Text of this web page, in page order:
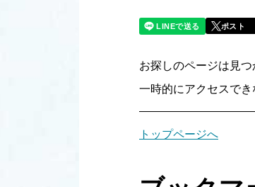
LINEで送る ポスト
お探しのページは見つ
一時的にアクセスで
トップページへ